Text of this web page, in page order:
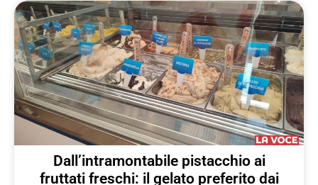
Dall’intramontabile pistacchio ai
fruttati freschi: il gelato preferito dai